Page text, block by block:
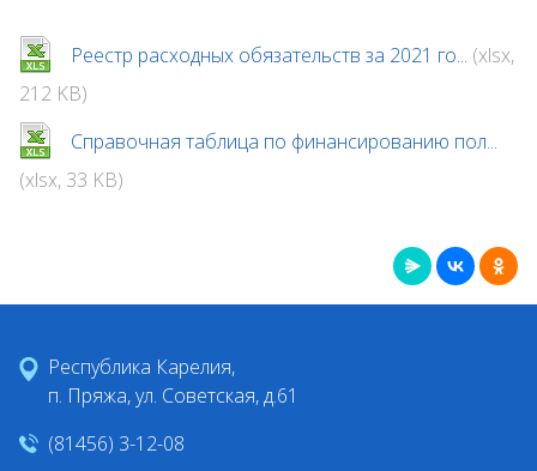
Реестр расходных обязательств за 2021 го... (xlsx,
212 KB)
Справочная таблица по финансированию пол...
(xlsx, 33 KB)
Республика Карелия,
п. Пряжа, ул. Советская, д.61
(81456) 3-12-08